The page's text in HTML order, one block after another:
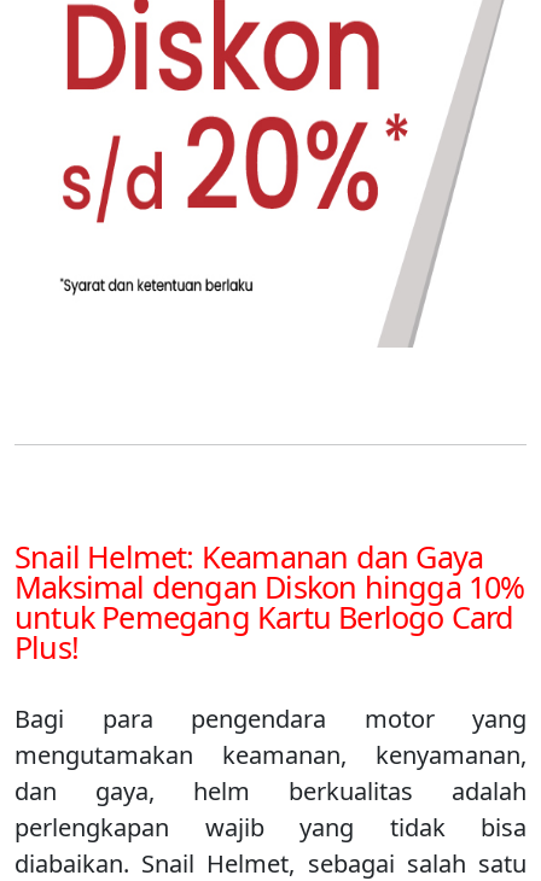
Snail Helmet: Keamanan dan Gaya
Maksimal dengan Diskon hingga 10%
untuk Pemegang Kartu Berlogo Card
Plus!
Bagi para pengendara motor yang
mengutamakan keamanan, kenyamanan,
dan gaya, helm berkualitas adalah
perlengkapan wajib yang tidak bisa
diabaikan. Snail Helmet, sebagai salah satu